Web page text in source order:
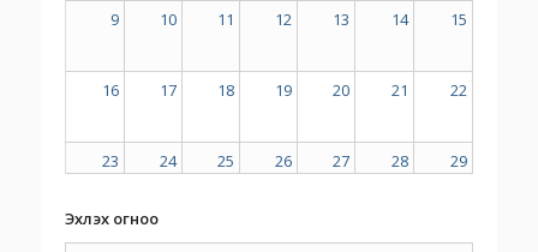
9 10 11 12 13 14 15
16 17 18 19 20 21 22
23 24 25 26 27 28 29
30
Эхлэх огноо